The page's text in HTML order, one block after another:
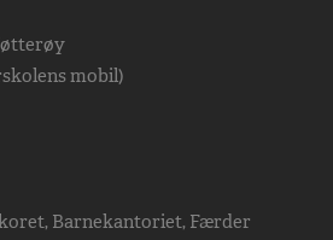
mobil)
Barnekantoriet, Færder